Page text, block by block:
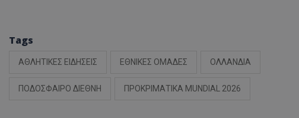
Tags
ΑΘΛΗΤΙΚΕΣ ΕΙΔΗΣΕΙΣ ΕΘΝΙΚΕΣ ΟΜΑΔΕΣ ΟΛΛΑΝΔΙΑ
ΠΟΔΟΣΦΑΙΡΟ ΔΙΕΘΝΗ ΠΡΟΚΡΙΜΑΤΙΚΑ MUNDIAL 2026